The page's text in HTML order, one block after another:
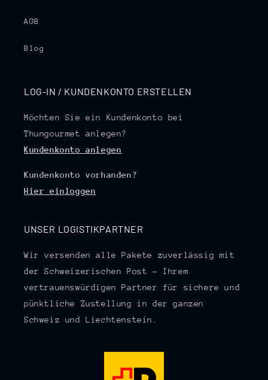
AGB
Blog
LOG-IN / KUNDENKONTO ERSTELLEN
Möchten Sie ein Kundenkonto bei
Thungourmet anlegen?
Kundenkonto anlegen
Kundenkonto vorhanden?
Hier einloggen
UNSER LOGISTIKPARTNER
Wir versenden alle Pakete zuverlässig mit
der Schweizerischen Post – Ihrem
vertrauenswürdigen Partner für sichere und
pünktliche Zustellung in der ganzen
Schweiz und Liechtenstein.